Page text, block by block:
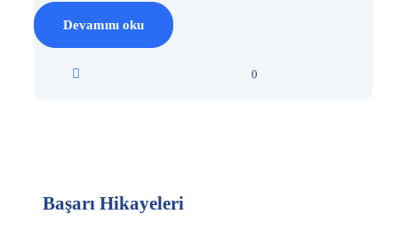
Devamını oku
0
Başarı Hikayeleri